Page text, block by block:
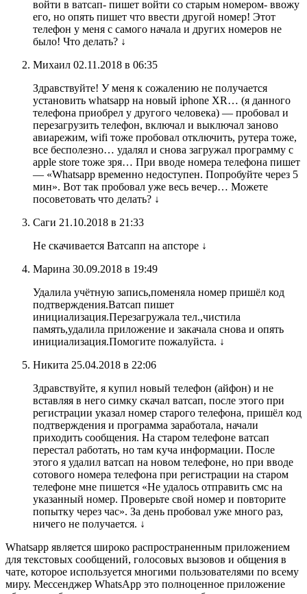
войти в ватсап- пишет войти со старым номером- ввожу
его, но опять пишет что ввести другой номер! Этот
телефон у меня с самого начала и других номеров не
было! Что делать? ↓
Михаил 02.11.2018 в 06:35
Здравствуйте! У меня к сожалению не получается
установить whatsapp на новый iphone XR… (я данного
телефона приобрел у другого человека) — пробовал и
перезагрузить телефон, включал и выключал заново
авиарежим, wifi тоже пробовал отключить, рутера тоже,
все бесполезно… удалял и снова загружал программу с
apple store тоже зря… При вводе номера телефона пишет
— «Whatsapp временно недоступен. Попробуйте через 5
мин». Вот так пробовал уже весь вечер… Можете
посоветовать что делать? ↓
Саги 21.10.2018 в 21:33
Не скачивается Ватсапп на апсторе ↓
Марина 30.09.2018 в 19:49
Удалила учётную запись,поменяла номер пришёл код
подтверждения.Ватсап пишет
инициализация.Перезагружала тел.,чистила
память,удалила приложение и закачала снова и опять
инициализация.Помогите пожалуйста. ↓
Никита 25.04.2018 в 22:06
Здравствуйте, я купил новый телефон (айфон) и не
вставляя в него симку скачал ватсап, после этого при
регистрации указал номер старого телефона, пришёл код
подтверждения и программа заработала, начали
приходить сообщения. На старом телефоне ватсап
перестал работать, но там куча информации. После
этого я удалил ватсап на новом телефоне, но при вводе
сотового номера телефона при регистрации на старом
телефоне мне пишется «Не удалось отправить смс на
указанный номер. Проверьте свой номер и повторите
попытку через час». За день пробовал уже много раз,
ничего не получается. ↓
Whatsapp является широко распространенным приложением
для текстовых сообщений, голосовых вызовов и общения в
чате, которое используется многими пользователями по всему
миру. Мессенджер WhatsApp это полноценное приложение